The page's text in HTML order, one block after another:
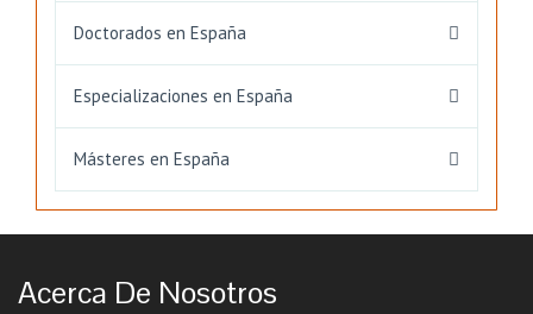
Doctorados en España
Especializaciones en España
Másteres en España
Acerca De Nosotros